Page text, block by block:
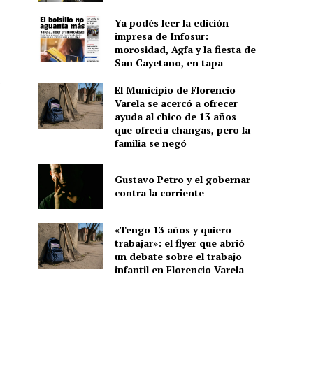
Ya podés leer la edición
impresa de Infosur:
morosidad, Agfa y la fiesta de
San Cayetano, en tapa
El Municipio de Florencio
Varela se acercó a ofrecer
ayuda al chico de 13 años
que ofrecía changas, pero la
familia se negó
Gustavo Petro y el gobernar
contra la corriente
«Tengo 13 años y quiero
trabajar»: el flyer que abrió
un debate sobre el trabajo
infantil en Florencio Varela